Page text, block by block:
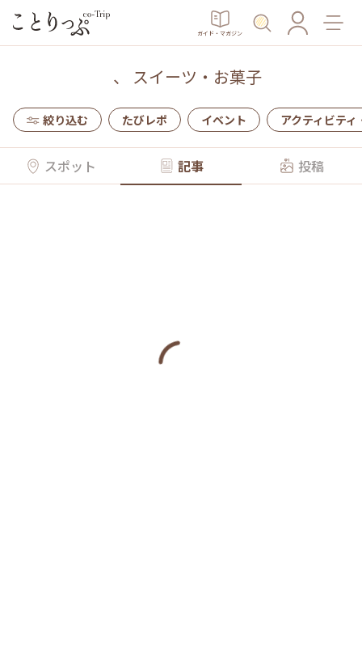
ガイド・マガジン
、 スイーツ・お菓子
絞り込む たびレポ イベント アクティビティ
スポット 記事 投稿